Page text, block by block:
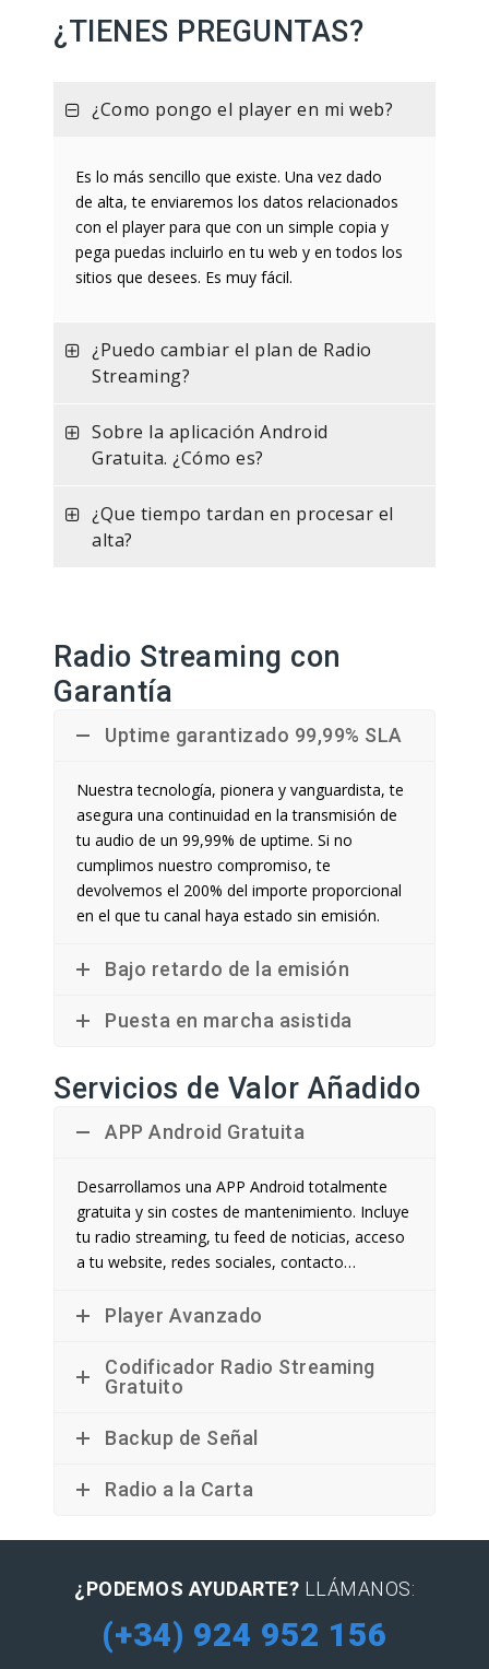
¿TIENES PREGUNTAS?
¿Como pongo el player en mi web?
Es lo más sencillo que existe. Una vez dado
de alta, te enviaremos los datos relacionados
con el player para que con un simple copia y
pega puedas incluirlo en tu web y en todos los
sitios que desees. Es muy fácil.
¿Puedo cambiar el plan de Radio
Streaming?
Sobre la aplicación Android
Gratuita. ¿Cómo es?
¿Que tiempo tardan en procesar el
alta?
Radio Streaming con
Garantía
Uptime garantizado 99,99% SLA
Nuestra tecnología, pionera y vanguardista, te
asegura una continuidad en la transmisión de
tu audio de un 99,99% de uptime. Si no
cumplimos nuestro compromiso, te
devolvemos el 200% del importe proporcional
en el que tu canal haya estado sin emisión.
Bajo retardo de la emisión
Puesta en marcha asistida
Servicios de Valor Añadido
APP Android Gratuita
Desarrollamos una APP Android totalmente
gratuita y sin costes de mantenimiento. Incluye
tu radio streaming, tu feed de noticias, acceso
a tu website, redes sociales, contacto…
Player Avanzado
Codificador Radio Streaming
Gratuito
Backup de Señal
Radio a la Carta
¿PODEMOS AYUDARTE? LLÁMANOS:
(+34) 924 952 156